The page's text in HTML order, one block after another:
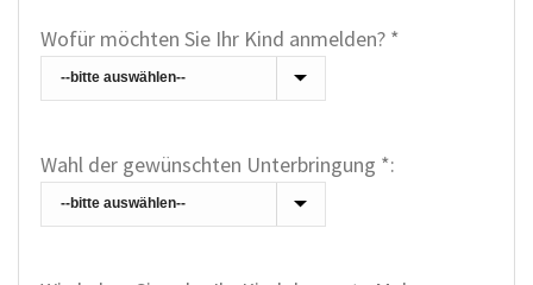
Wofür möchten Sie Ihr Kind anmelden? *
Wahl der gewünschten Unterbringung *: